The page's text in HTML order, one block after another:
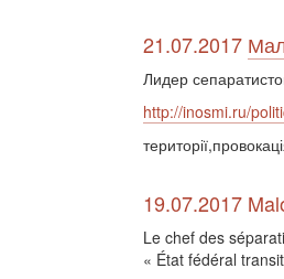
21.07.2017
Лидер
http://inosmi.ru/
19.07.2017
Le chef des
« État fédéral